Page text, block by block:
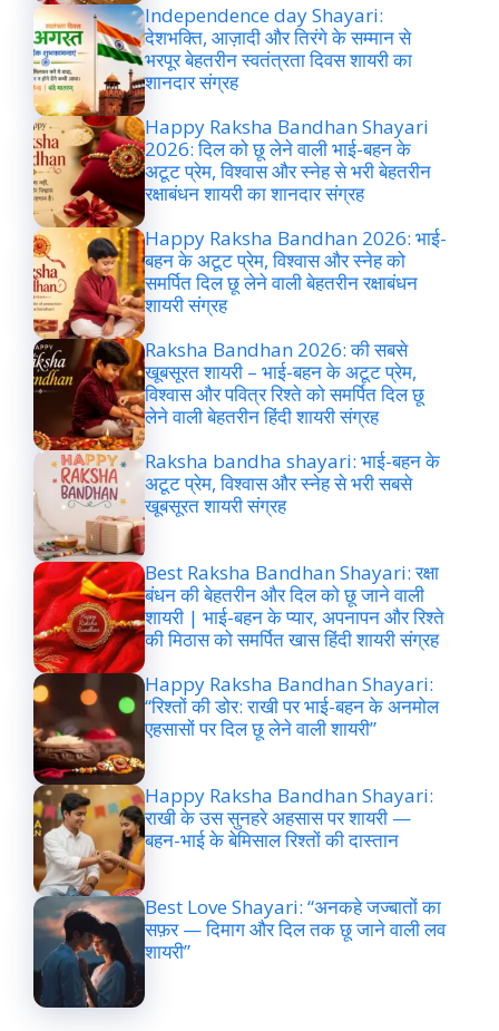
Independence day Shayari:
देशभक्ति, आज़ादी और तिरंगे के सम्मान से
भरपूर बेहतरीन स्वतंत्रता दिवस शायरी का
शानदार संग्रह
Happy Raksha Bandhan Shayari
2026: दिल को छू लेने वाली भाई-बहन के
अटूट प्रेम, विश्वास और स्नेह से भरी बेहतरीन
रक्षाबंधन शायरी का शानदार संग्रह
Happy Raksha Bandhan 2026: भाई-
बहन के अटूट प्रेम, विश्वास और स्नेह को
समर्पित दिल छू लेने वाली बेहतरीन रक्षाबंधन
शायरी संग्रह
Raksha Bandhan 2026: की सबसे
खूबसूरत शायरी – भाई-बहन के अटूट प्रेम,
विश्वास और पवित्र रिश्ते को समर्पित दिल छू
लेने वाली बेहतरीन हिंदी शायरी संग्रह
Raksha bandha shayari: भाई-बहन के
अटूट प्रेम, विश्वास और स्नेह से भरी सबसे
खूबसूरत शायरी संग्रह
Best Raksha Bandhan Shayari: रक्षा
बंधन की बेहतरीन और दिल को छू जाने वाली
शायरी | भाई-बहन के प्यार, अपनापन और रिश्ते
की मिठास को समर्पित खास हिंदी शायरी संग्रह
Happy Raksha Bandhan Shayari:
“रिश्तों की डोर: राखी पर भाई-बहन के अनमोल
एहसासों पर दिल छू लेने वाली शायरी”
Happy Raksha Bandhan Shayari:
राखी के उस सुनहरे अहसास पर शायरी —
बहन-भाई के बेमिसाल रिश्तों की दास्तान
Best Love Shayari: “अनकहे जज्बातों का
सफ़र — दिमाग और दिल तक छू जाने वाली लव
शायरी”